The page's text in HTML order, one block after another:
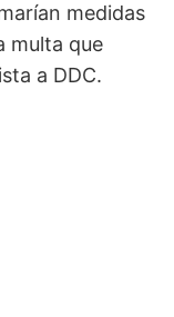
medidas
multa que
a DDC.